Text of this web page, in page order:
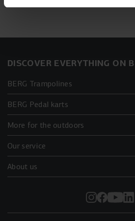
DISCOVER EVERYTHING ON
BERG Trampolines
BERG Pedal karts
More for the outdoors
Our service
About us